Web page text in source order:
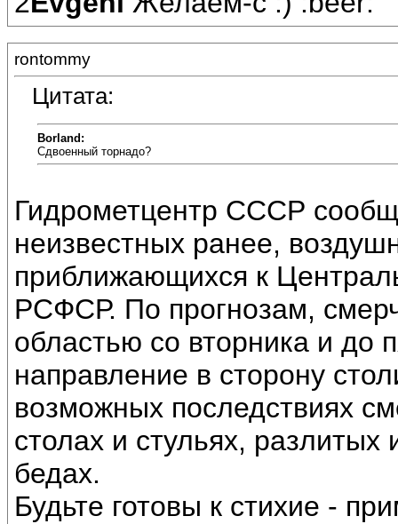
rontommy
Цитата:
Borland:
Сдвоенный торнадо?
Гидрометцентр СССР
неизвестных ранее,
приближающихся к
РСФСР. По прогнозам,
областью со вторника и до
направление в сторону
возможных последствиях
столах и стульях, разлитых
бедах.
Будьте готовы к стихие -